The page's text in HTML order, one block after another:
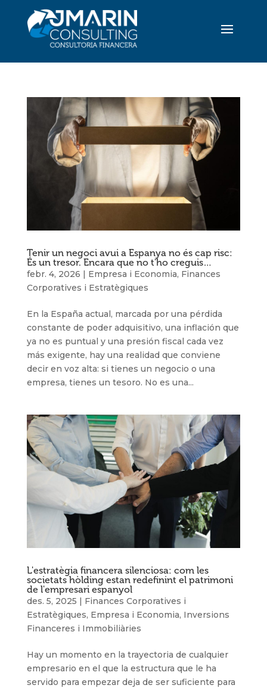
Tenir un negoci avui a Espanya no és cap risc:
És un tresor. Encara que no t'ho creguis…
febr. 4, 2026 | Empresa i Economia, Finances
Corporatives i Estratègiques
En la España actual, marcada por una pérdida
constante de poder adquisitivo, una inflación que
ya no es puntual y una presión fiscal cada vez
más exigente, hay una realidad que conviene
decir en voz alta: si tienes un negocio o una
empresa, tienes un tesoro. No es una...
L'estratègia financera silenciosa: com les
societats hòlding estan redefinint el patrimoni
de l'empresari espanyol
des. 5, 2025 | Finances Corporatives i
Estratègiques, Empresa i Economia, Inversions
Financeres i Immobiliàries
Hay un momento en la trayectoria de cualquier
empresario en el que la estructura que le ha
servido para empezar deja de ser suficiente para